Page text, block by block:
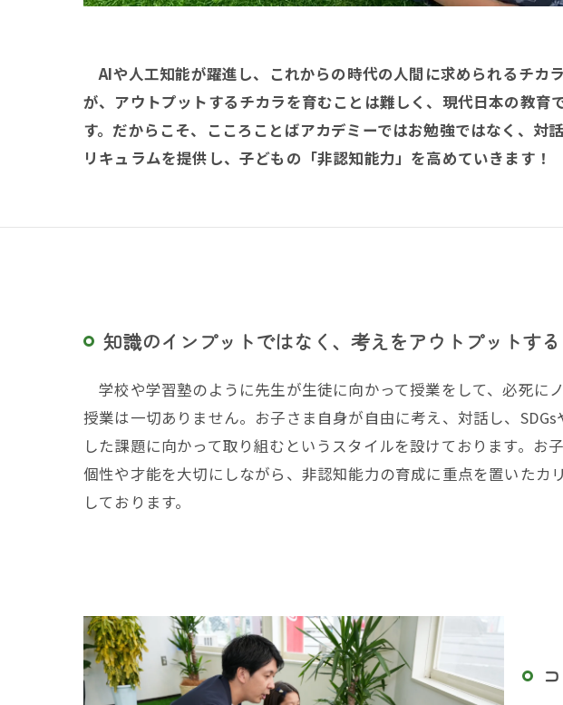
AIや人工知能が躍進し、これからの時代の人間に求められるチ
が、アウトプットするチカラを育むことは難しく、現代日本の教
す。だからこそ、こころことばアカデミーではお勉強ではなく、
リキュラムを提供し、子どもの「非認知能力」を高めていきます！
知識のインプットではなく、考えをアウトプットする
学校や学習塾のように先生が生徒に向かって授業をして、必死に
授業は一切ありません。お子さま自身が自由に考え、対話し、
した課題に向かって取り組むというスタイルを設けております。お
個性や才能を大切にしながら、非認知能力の育成に重点を置いたカ
しております。